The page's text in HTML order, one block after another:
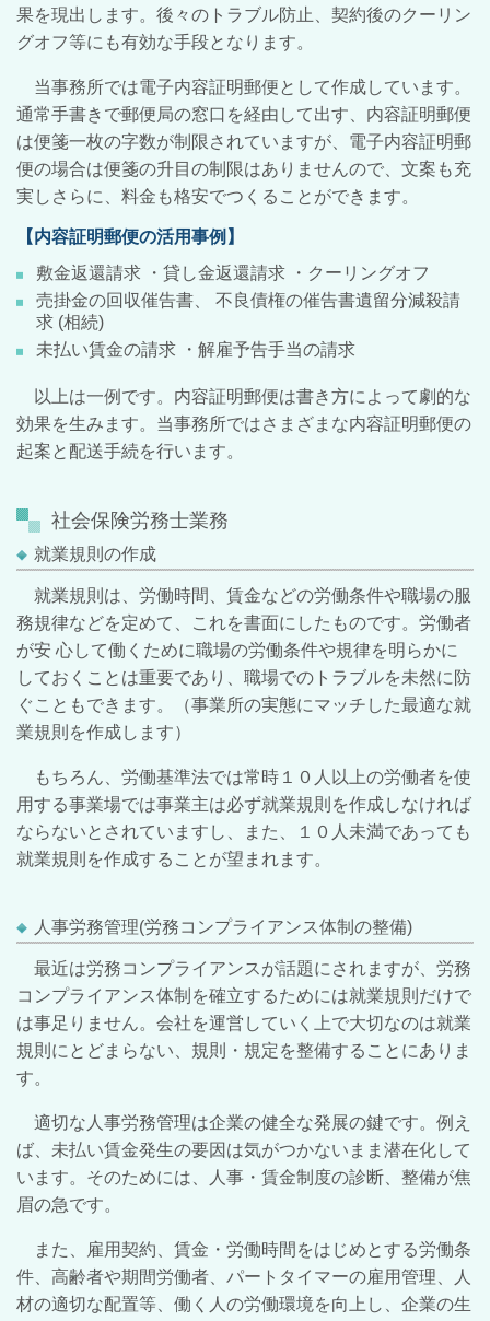
果を現出します。後々のトラブル防止、契約後のクーリン
グオフ等にも有効な手段となります。
当事務所では電子内容証明郵便として作成しています。
通常手書きで郵便局の窓口を経由して出す、内容証明郵便
は便箋一枚の字数が制限されていますが、電子内容証明郵
便の場合は便箋の升目の制限はありませんので、文案も充
実しさらに、料金も格安でつくることができます。
【内容証明郵便の活用事例】
敷金返還請求 ・貸し金返還請求 ・クーリングオフ
売掛金の回収催告書、 不良債権の催告書遺留分減殺請
求 (相続)
未払い賃金の請求 ・解雇予告手当の請求
以上は一例です。内容証明郵便は書き方によって劇的な
効果を生みます。当事務所ではさまざまな内容証明郵便の
起案と配送手続を行います。
社会保険労務士業務
就業規則の作成
就業規則は、労働時間、賃金などの労働条件や職場の服
務規律などを定めて、これを書面にしたものです。労働者
が安 心して働くために職場の労働条件や規律を明らかに
しておくことは重要であり、職場でのトラブルを未然に防
ぐこともできます。（事業所の実態にマッチした最適な就
業規則を作成します）
もちろん、労働基準法では常時１０人以上の労働者を使
用する事業場では事業主は必ず就業規則を作成しなければ
ならないとされていますし、また、１０人未満であっても
就業規則を作成することが望まれます。
人事労務管理(労務コンプライアンス体制の整備)
最近は労務コンプライアンスが話題にされますが、労務
コンプライアンス体制を確立するためには就業規則だけで
は事足りません。会社を運営していく上で大切なのは就業
規則にとどまらない、規則・規定を整備することにありま
す。
適切な人事労務管理は企業の健全な発展の鍵です。例え
ば、未払い賃金発生の要因は気がつかないまま潜在化して
います。そのためには、人事・賃金制度の診断、整備が焦
眉の急です。
また、雇用契約、賃金・労働時間をはじめとする労働条
件、高齢者や期間労働者、パートタイマーの雇用管理、人
材の適切な配置等、働く人の労働環境を向上し、企業の生